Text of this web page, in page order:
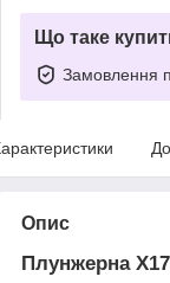
Що таке
Замовлення
Опис
Плунжерна